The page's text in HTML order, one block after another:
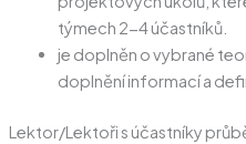
týmech 2-4 účastníků.
je doplněn o vybrané
doplnění informací a
Lektor/Lektoři s účastníky